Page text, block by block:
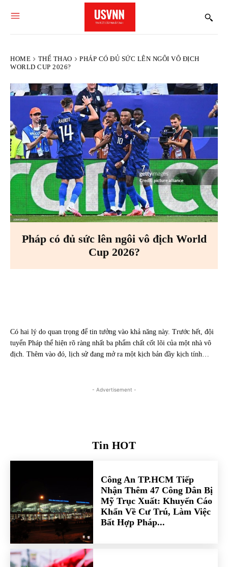
HOME THỂ THAO
PHÁP CÓ ĐỦ SỨC LÊN NGÔI VÔ ĐỊCH
WORLD CUP 2026?
Tin HOT
Công An TP.HCM Tiếp
Nhận Thêm 47 Công Dân Bị
Mỹ Trục Xuất: Khuyến Cáo
Khẩn Về Cư Trú, Làm Việc
Bất Hợp Pháp...
Pháp có đủ sức lên ngôi vô địch World
Cup 2026?
Có hai lý do quan trọng để tin tưởng vào khả năng này. Trước hết, đội
tuyển Pháp thể hiện rõ ràng nhất ba phẩm chất cốt lõi của một nhà vô
địch. Thêm vào đó, lịch sử đang mở ra một kịch bản đầy kịch tính…
- Advertisement -